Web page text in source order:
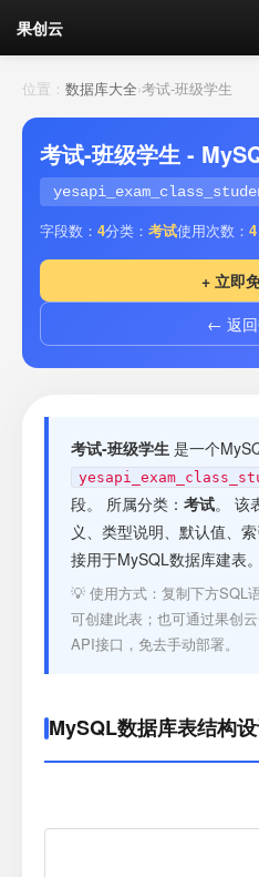
果创云
数据表单
API接口
云存储
我的
套餐 加流量
接口测试
位置： 数据库大全›考试-班级学生
考试-班级学生 -
字段数： 4分类： 考试使用次数： 4
+ 立即
← 返回
考试-班级学生 是一个
段。 所属分类： 考试。 该
义、类型说明、默认值、
接用于MySQL数据库建表。
💡 使用方式：复制下方SQL
可创建此表；也可通过果创
API接口，免去手动部署。
MySQL数据库表结构